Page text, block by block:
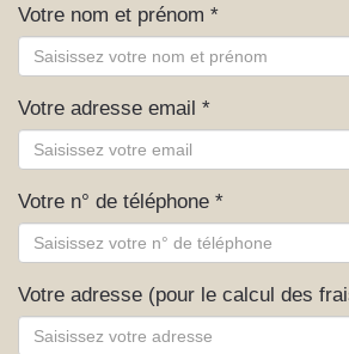
Votre nom et prénom *
Votre adresse email *
Votre n° de téléphone *
Votre adresse (pour le calcul des